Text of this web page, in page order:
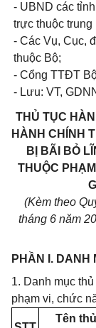
- UBND các
trực thuộc
- Các Vụ, Cục,
thuộc Bộ;
- Cổng TTĐT
- Lưu: VT,
THỦ TỤC
HÀNH CHÍNH
BỊ BÃI BỎ
THUỘC
(Kèm theo
tháng 6 năm
PHẦN I. DANH
1. Danh mục
phạm vi, chức
Tên